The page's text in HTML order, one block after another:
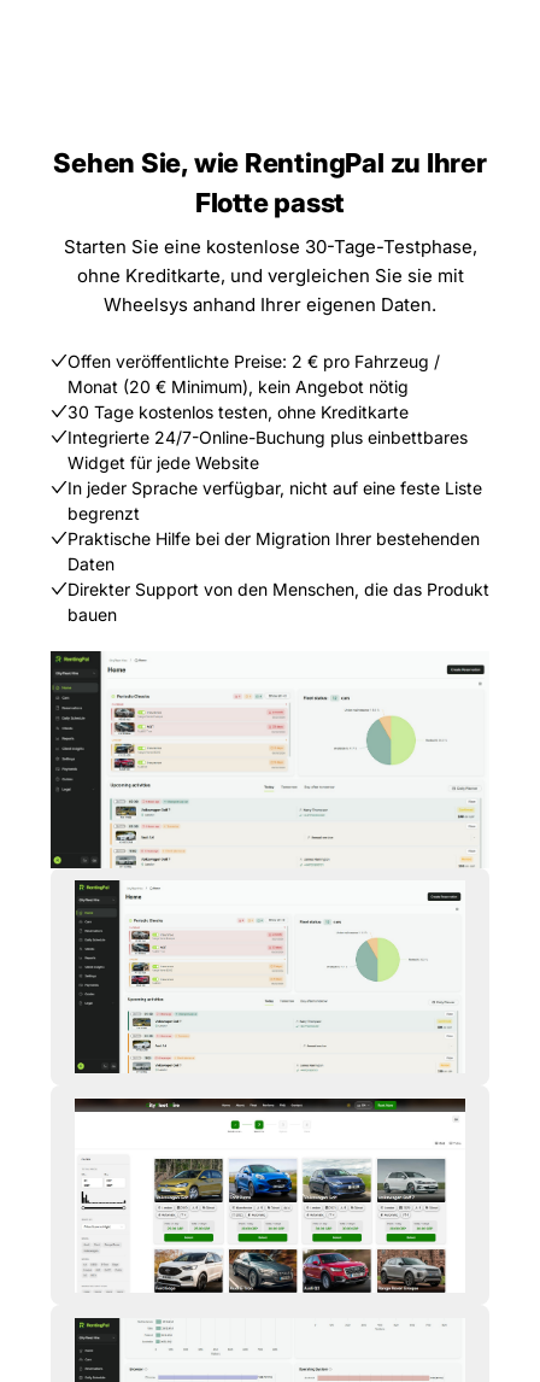
Sehen Sie, wie RentingPal zu Ihrer
Flotte passt
Starten Sie eine kostenlose 30-Tage-Testphase,
ohne Kreditkarte, und vergleichen Sie sie mit
Wheelsys anhand Ihrer eigenen Daten.
Offen veröffentlichte Preise: 2 € pro Fahrzeug /
Monat (20 € Minimum), kein Angebot nötig
30 Tage kostenlos testen, ohne Kreditkarte
Integrierte 24/7-Online-Buchung plus einbettbares
Widget für jede Website
In jeder Sprache verfügbar, nicht auf eine feste Liste
begrenzt
Praktische Hilfe bei der Migration Ihrer bestehenden
Daten
Direkter Support von den Menschen, die das Produkt
bauen